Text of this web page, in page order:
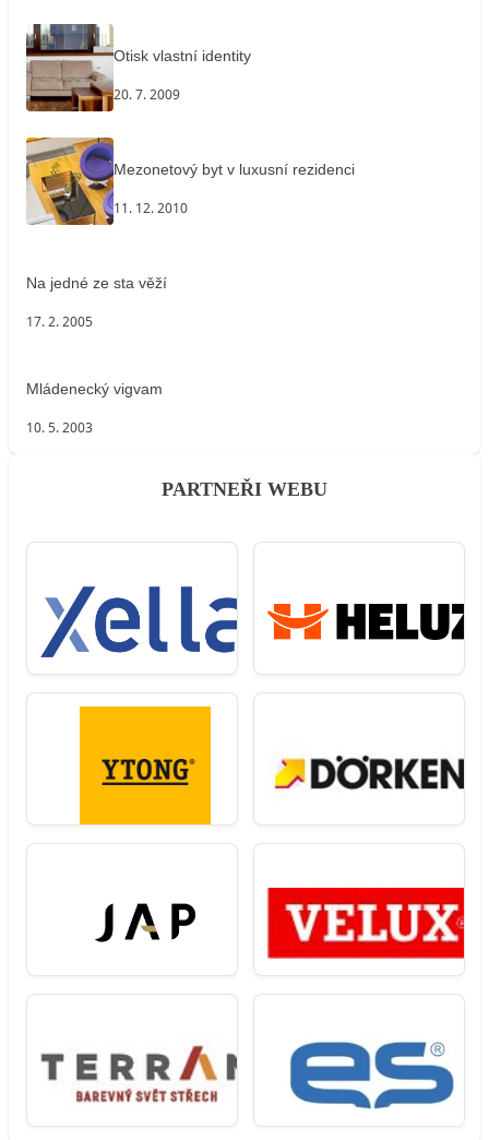
Otisk vlastní identity
20. 7. 2009
Mezonetový byt v luxusní rezidenci
11. 12. 2010
Na jedné ze sta věží
17. 2. 2005
Mládenecký vigvam
10. 5. 2003
PARTNEŘI WEBU